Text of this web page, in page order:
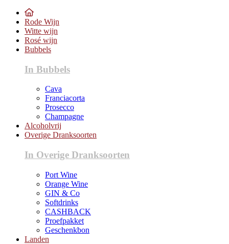
Rode Wijn
Witte wijn
Rosé wijn
Bubbels
In Bubbels
Cava
Franciacorta
Prosecco
Champagne
Alcoholvrij
Overige Dranksoorten
In Overige Dranksoorten
Port Wine
Orange Wine
GIN & Co
Softdrinks
CASHBACK
Proefpakket
Geschenkbon
Landen